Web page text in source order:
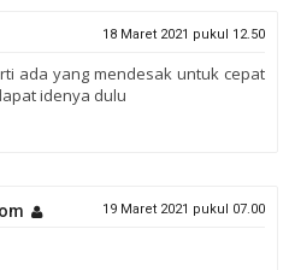
18 Maret 2021 pukul 12.50
ada yang mendesak untuk cepat
idenya dulu
19 Maret 2021 pukul 07.00